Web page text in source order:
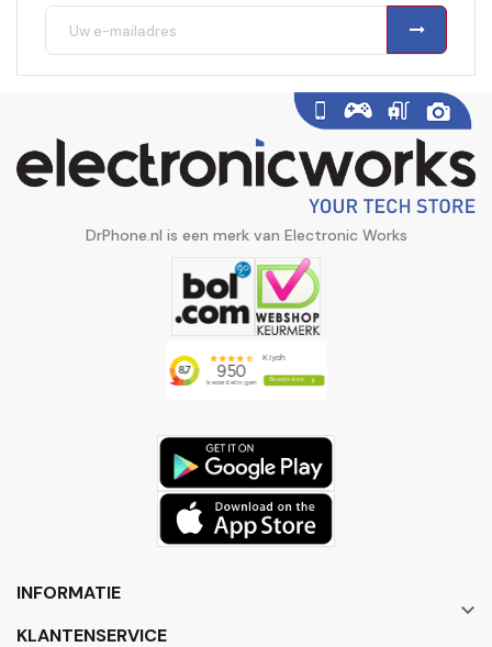
DrPhone.nl is een merk van Electronic Works
INFORMATIE

KLANTENSERVICE